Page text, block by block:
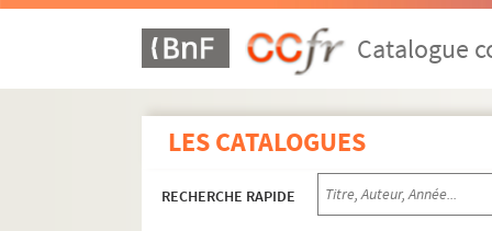
Catalogue
LES CATALOGUES
RECHERCHE RAPIDE